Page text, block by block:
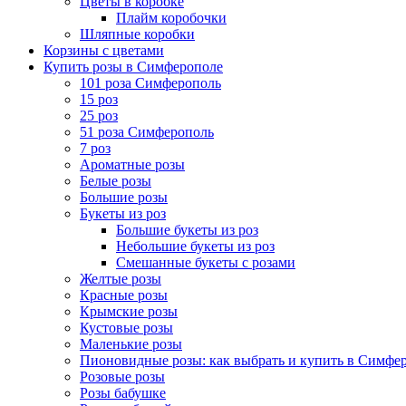
Плайм коробочки
Шляпные коробки
Корзины с цветами
Купить розы в Симферополе
101 роза Симферополь
15 роз
25 роз
51 роза Симферополь
7 роз
Ароматные розы
Белые розы
Большие розы
Букеты из роз
Большие букеты из роз
Небольшие букеты из роз
Смешанные букеты с розами
Желтые розы
Красные розы
Крымские розы
Кустовые розы
Маленькие розы
Пионовидные розы: как выбрать и купить в
Розовые розы
Розы бабушке